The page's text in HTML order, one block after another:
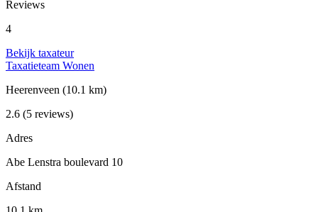
Reviews
4
Bekijk taxateur
Taxatieteam Wonen
Heerenveen (10.1 km)
2.6 (5 reviews)
Adres
Abe Lenstra boulevard 10
Afstand